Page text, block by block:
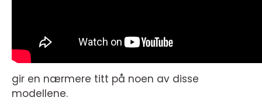
gir en nærmere titt på noen av disse
modellene.